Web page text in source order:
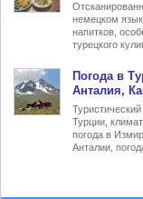
немецком
напитков,
турецкого
Погода в
Анталия,
Турции,
погода в
Анталии,